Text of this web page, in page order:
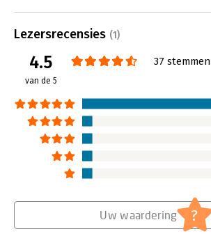
kan voorkomen én terug kan krijgen.
Lees verder
Lezersrecensies (1)
4.5
van de 5
37 stemmen
Uw waardering ?